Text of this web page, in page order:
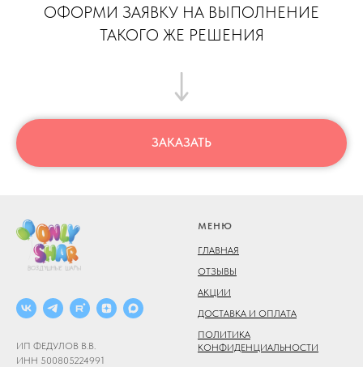
ОФОРМИ ЗАЯВКУ НА ВЫПОЛНЕНИЕ
ТАКОГО ЖЕ РЕШЕНИЯ
ЗАКАЗАТЬ
ИП ФЕДУЛОВ В.В.
ИНН 500805224991
МЕНЮ
ГЛАВНАЯ
ОТЗЫВЫ
АКЦИИ
ДОСТАВКА И ОПЛАТА
ПОЛИТИКА
КОНФИДЕНЦИАЛЬНОСТИ